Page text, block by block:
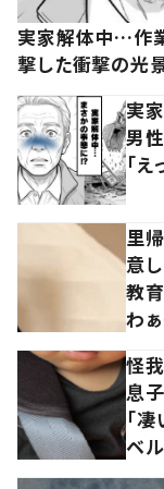
実家解体中…作
撃した衝撃の光
実
男
「え
里
意
教
わ
怪
息
「
ベル